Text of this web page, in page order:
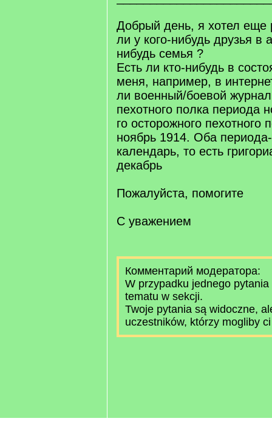
Добрый день, я хотел еще
ли у кого-нибудь друзья в
нибудь семья ?
Есть ли кто-нибудь в
меня, например, в
ли военный/боевой журнал
пехотного полка периода
го осторожного пехотного
ноябрь 1914. Оба
календарь, то есть
декабрь
Пожалуйста, помогите
С уважением
Комментарий модератора:
W przypadku jednego
tematu w sekcji.
Twoje pytania są widoczne,
uczestników, którzy mogliby